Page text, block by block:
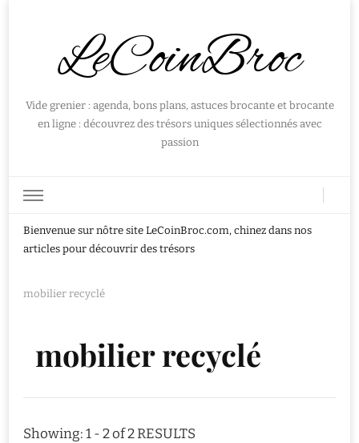
LeCoinBroc
Vide grenier : agenda, bons plans, astuces brocante et brocante
en ligne : découvrez des trésors uniques sélectionnés avec
passion
Bienvenue sur nôtre site LeCoinBroc.com, chinez dans nos
articles pour découvrir des trésors
mobilier recyclé
mobilier recyclé
Showing: 1 - 2 of 2 RESULTS